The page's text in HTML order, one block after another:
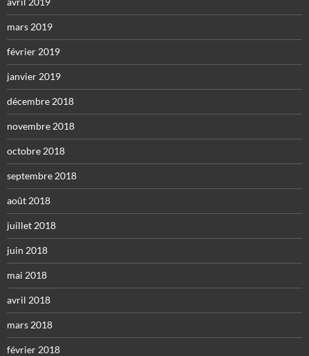
mars 2019
février 2019
janvier 2019
décembre 2018
novembre 2018
octobre 2018
septembre 2018
août 2018
juillet 2018
juin 2018
mai 2018
avril 2018
mars 2018
février 2018